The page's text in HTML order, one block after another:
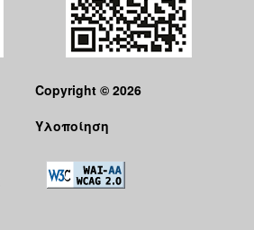
Copyright © 2026
Υλοποίηση